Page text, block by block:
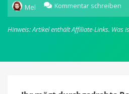
Mel
Kommentar schreiben
Hinweis: Artikel enthält Affiliate-Links. Was